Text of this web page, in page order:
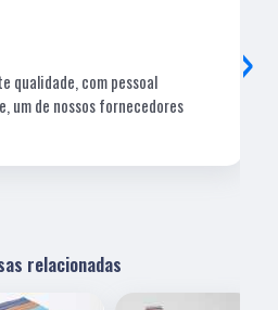
qualidade, com pessoal
um de nossos fornecedores
›
relacionadas